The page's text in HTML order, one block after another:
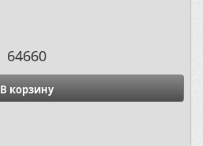
64660
В корзину